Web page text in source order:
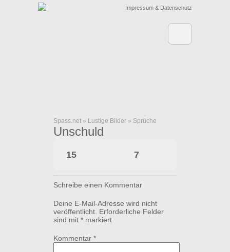
Impressum & Datenschutz
Spass.net » Lustige Bilder » Sprüche
Unschuld
15 7
Schreibe einen Kommentar
Deine E-Mail-Adresse wird nicht
veröffentlicht. Erforderliche Felder
sind mit * markiert
Kommentar *